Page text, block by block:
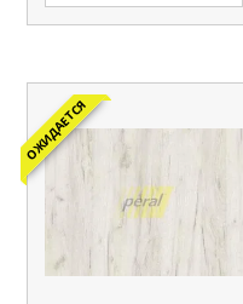
ОЖИДАЕТСЯ